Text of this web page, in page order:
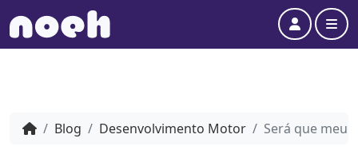
Account
Blog Desenvolvimento Motor Será que meu